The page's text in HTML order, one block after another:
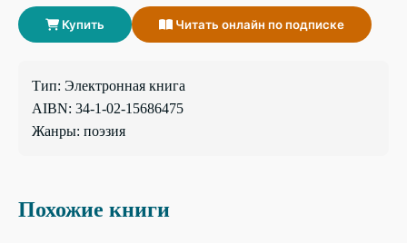
Купить Читать онлайн по подписке
Тип: Электронная книга
AIBN: 34-1-02-15686475
Жанры: поэзия
Похожие книги